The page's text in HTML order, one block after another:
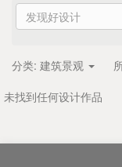
分类: 建筑景观
未找到任何设计作品